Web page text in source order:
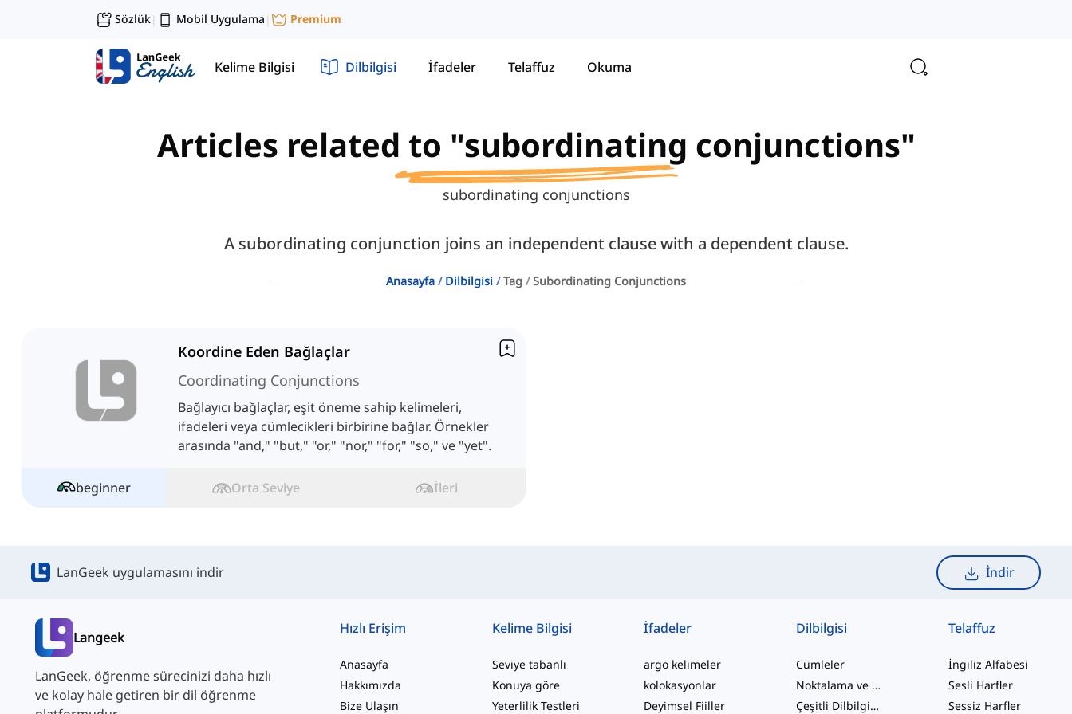
Sözlük| Mobil Uygulama | Premium
Kelime Bilgisi Dilbilgisi İfadeler Telaffuz Okuma
Articles related to "subordinating conjunctions"
subordinating conjunctions
A subordinating conjunction joins an independent clause with a dependent clause.
Anasayfa Dilbilgisi Tag Subordinating Conjunctions
Koordine Eden Bağlaçlar
Coordinating Conjunctions
Bağlayıcı bağlaçlar, eşit öneme sahip kelimeleri,
ifadeleri veya cümlecikleri birbirine bağlar. Örnekler
arasında "and," "but," "or," "nor," "for," "so," ve "yet".
beginner Orta Seviye İleri
LanGeek uygulamasını indir İndir
Langeek
LanGeek, öğrenme sürecinizi daha hızlı
ve kolay hale getiren bir dil öğrenme
Hızlı Erişim
Anasayfa
Hakkımızda
Bize Ulaşın
Kelime Bilgisi
Seviye tabanlı
Konuya göre
Yeterlilik Testleri
İfadeler
argo kelimeler
kolokasyonlar
Deyimsel Fiiller
Dilbilgisi
Cümleler
Noktalama ve Yazım
Çeşitli Dilbilgisi Konuları
Telaffuz
İngiliz Alfabesi
Sesli Harfler
Sessiz Harfler